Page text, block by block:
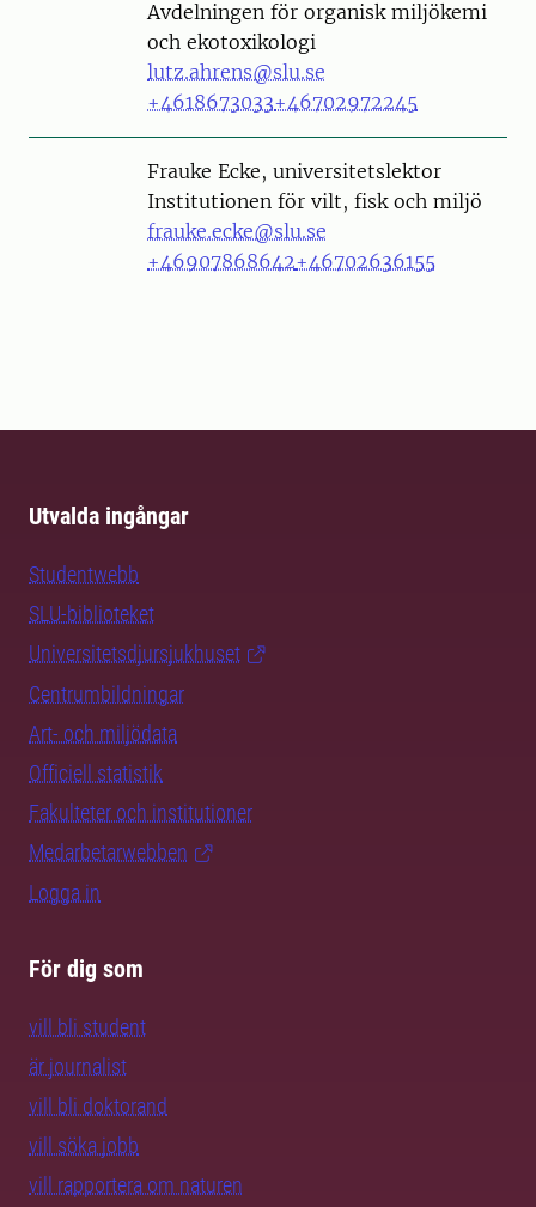
Avdelningen för organisk miljökemi
och ekotoxikologi
lutz.ahrens@slu.se
+4618673033+46702972245
PersonFrauke Ecke, universitetslektor
Institutionen för vilt, fisk och miljö
frauke.ecke@slu.se
+46907868642+46702636155
Utvalda ingångar
Studentwebb
SLU-biblioteket
Universitetsdjursjukhuset
Centrumbildningar
Art- och miljödata
Officiell statistik
Fakulteter och institutioner
Medarbetarwebben
Logga in
För dig som
vill bli student
är journalist
vill bli doktorand
vill söka jobb
vill rapportera om naturen